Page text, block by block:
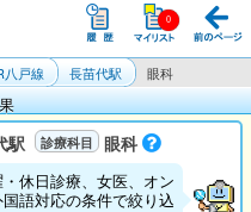
八戸線 長苗代駅 眼科
駅 眼科
休日診療、女医、オン
語対応の条件で絞り込